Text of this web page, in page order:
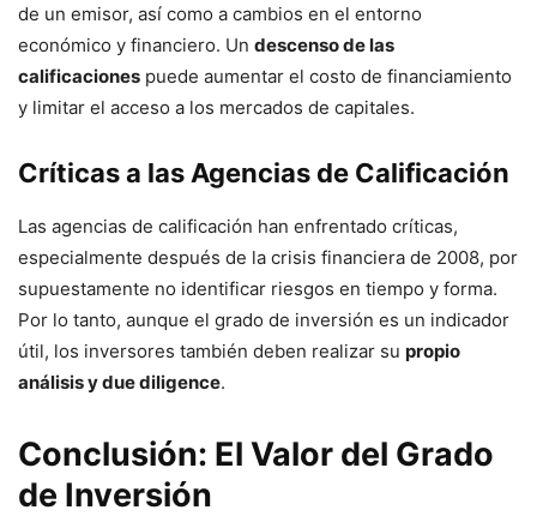
de un emisor, así como a cambios en el entorno
económico y financiero. Un descenso de las
calificaciones puede aumentar el costo de financiamiento
y limitar el acceso a los mercados de capitales.
Críticas a las Agencias de Calificación
Las agencias de calificación han enfrentado críticas,
especialmente después de la crisis financiera de 2008, por
supuestamente no identificar riesgos en tiempo y forma.
Por lo tanto, aunque el grado de inversión es un indicador
útil, los inversores también deben realizar su propio
análisis y due diligence.
Conclusión: El Valor del Grado
de Inversión